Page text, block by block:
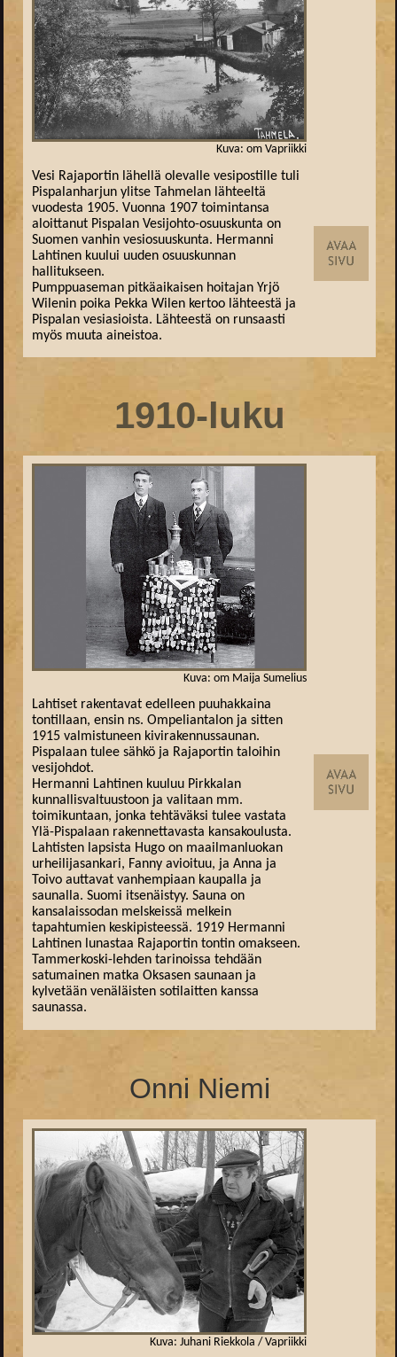
Kuva: om Vapriikki
Vesi Rajaportin lähellä olevalle vesipostille tuli
Pispalanharjun ylitse Tahmelan lähteeltä
vuodesta 1905. Vuonna 1907 toimintansa
aloittanut Pispalan Vesijohto-osuuskunta on
Suomen vanhin vesiosuuskunta. Hermanni
Lahtinen kuului uuden osuuskunnan
hallitukseen.
Pumppuaseman pitkäaikaisen hoitajan Yrjö
Wilenin poika Pekka Wilen kertoo lähteestä ja
Pispalan vesiasioista. Lähteestä on runsaasti
myös muuta aineistoa.
1910-luku
Kuva: om Maija Sumelius
Lahtiset rakentavat edelleen puuhakkaina
tontillaan, ensin ns. Ompeliantalon ja sitten
1915 valmistuneen kivirakennussaunan.
Pispalaan tulee sähkö ja Rajaportin taloihin
vesijohdot.
Hermanni Lahtinen kuuluu Pirkkalan
kunnallisvaltuustoon ja valitaan mm.
toimikuntaan, jonka tehtäväksi tulee vastata
Ylä-Pispalaan rakennettavasta kansakoulusta.
Lahtisten lapsista Hugo on maailmanluokan
urheilijasankari, Fanny avioituu, ja Anna ja
Toivo auttavat vanhempiaan kaupalla ja
saunalla. Suomi itsenäistyy. Sauna on
kansalaissodan melskeissä melkein
tapahtumien keskipisteessä. 1919 Hermanni
Lahtinen lunastaa Rajaportin tontin omakseen.
Tammerkoski-lehden tarinoissa tehdään
satumainen matka Oksasen saunaan ja
kylvetään venäläisten sotilaitten kanssa
saunassa.
Onni Niemi
Kuva: Juhani Riekkola / Vapriikki